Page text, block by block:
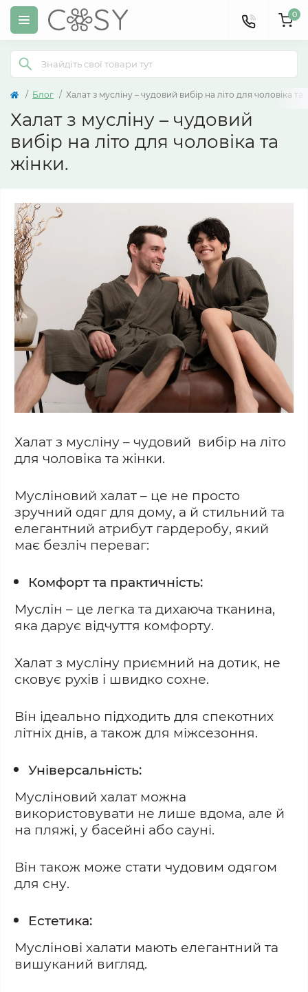
0
Блог Халат з мусліну – чудовий вибір на літо для чоловіка та
Халат з мусліну – чудовий
вибір на літо для чоловіка та
жінки.
Халат з мусліну – чудовий вибір на літо
для чоловіка та жінки.
Мусліновий халат – це не просто
зручний одяг для дому, а й стильний та
елегантний атрибут гардеробу, який
має безліч переваг:
Комфорт та практичність:
Муслін – це легка та дихаюча тканина,
яка дарує відчуття комфорту.
Халат з мусліну приємний на дотик, не
сковує рухів і швидко сохне.
Він ідеально підходить для спекотних
літніх днів, а також для міжсезоння.
Універсальність:
Мусліновий халат можна
використовувати не лише вдома, але й
на пляжі, у басейні або сауні.
Він також може стати чудовим одягом
для сну.
Естетика:
Муслінові халати мають елегантний та
вишуканий вигляд.